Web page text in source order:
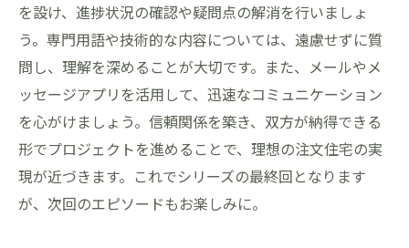
を設け、進捗状況の確認や疑問点の解消を行いましょ
う。専門用語や技術的な内容については、遠慮せずに質
問し、理解を深めることが大切です。また、メールやメ
ッセージアプリを活用して、迅速なコミュニケーション
を心がけましょう。信頼関係を築き、双方が納得できる
形でプロジェクトを進めることで、理想の注文住宅の実
現が近づきます。これでシリーズの最終回となります
が、次回のエピソードもお楽しみに。